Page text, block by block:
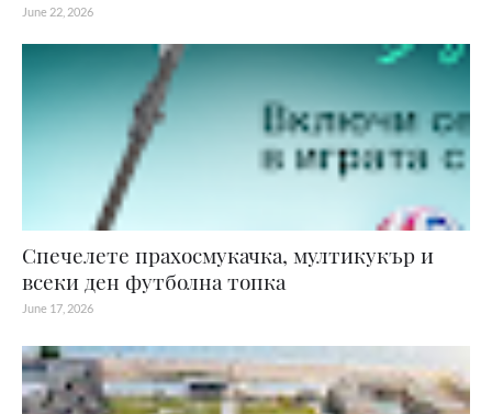
June 22, 2026
Спечелете прахосмукачка, мултикукър и
всеки ден футболна топка
June 17, 2026